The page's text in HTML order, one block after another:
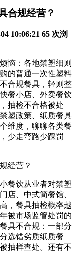
合规经营？
10:06:21 65 次浏
恼：各地禁塑细则
的普通一次性塑料
合规餐具，轻则整
餐小店、外卖餐饮
抽检不合格被处
塑政策、纸质餐具
维度，聊聊各类餐
少走弯路少踩罚
餐饮从业者对禁塑
店、中式简餐馆、
，餐具抽检概率越
被市场监管处罚的
具不合规：一部分
选错劣质纸质餐
抽样查处。还有不